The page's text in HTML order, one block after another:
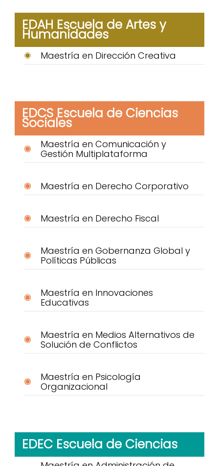
EDAH Escuela de Artes y
Humanidades
Maestría en Dirección Creativa
EDCS Escuela de Ciencias
Sociales
Maestría en Comunicación y
Gestión Multiplataforma
Maestría en Derecho Corporativo
Maestría en Derecho Fiscal
Maestría en Gobernanza Global y
Políticas Públicas
Maestría en Innovaciones
Educativas
Maestría en Medios Alternativos de
Solución de Conflictos
Maestría en Psicología
Organizacional
EDEC Escuela de Ciencias